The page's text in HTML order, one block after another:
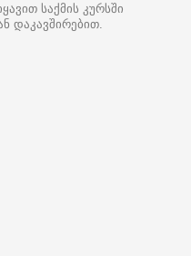
საქმის კურსში
დაკავშირებით.